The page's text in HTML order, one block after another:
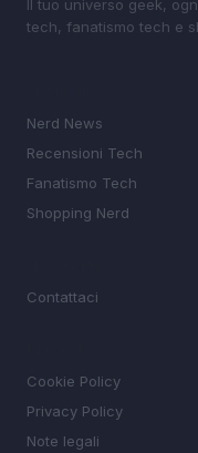
Il tuo universo geek,
tech, fanatismo tech e
Nerd News
Recensioni Tech
Fanatismo Tech
Shopping Nerd
Contattaci
Cookie Policy
Privacy Policy
Note legali